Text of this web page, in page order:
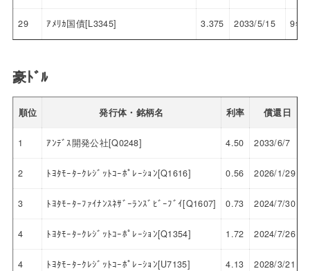
29 ｱﾒﾘｶ国債[L3345] 3.375 2033/5/15 9年
豪ﾄﾞﾙ
順位 発行体・銘柄名 利率 償還日
1 ｱﾝﾃﾞｽ開発公社[Q0248] 4.50 2033/6/7
2 ﾄﾖﾀﾓｰﾀｰｸﾚｼﾞｯﾄｺｰﾎﾟﾚｰｼｮﾝ[Q1616] 0.56 2026/1/29
3 ﾄﾖﾀﾓｰﾀｰﾌｧｲﾅﾝｽﾈｻﾞｰﾗﾝｽﾞﾋﾞｰﾌﾞｲ[Q1607] 0.73 2024/7/30
4 ﾄﾖﾀﾓｰﾀｰｸﾚｼﾞｯﾄｺｰﾎﾟﾚｰｼｮﾝ[Q1354] 1.72 2024/7/26
4 ﾄﾖﾀﾓｰﾀｰｸﾚｼﾞｯﾄｺｰﾎﾟﾚｰｼｮﾝ[U7135] 4.13 2028/3/21